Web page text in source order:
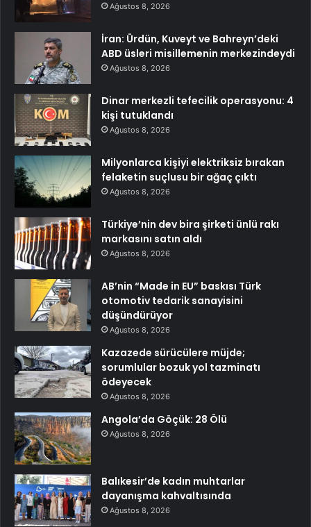
Ağustos 8, 2026
İran: Ürdün, Kuveyt ve Bahreyn’deki
ABD üsleri misillemenin merkezindeydi
Ağustos 8, 2026
Dinar merkezli tefecilik operasyonu: 4
kişi tutuklandı
Ağustos 8, 2026
Milyonlarca kişiyi elektriksiz bırakan
felaketin suçlusu bir ağaç çıktı
Ağustos 8, 2026
Türkiye’nin dev bira şirketi ünlü rakı
markasını satın aldı
Ağustos 8, 2026
AB’nin “Made in EU” baskısı Türk
otomotiv tedarik sanayisini
düşündürüyor
Ağustos 8, 2026
Kazazede sürücülere müjde;
sorumlular bozuk yol tazminatı
ödeyecek
Ağustos 8, 2026
Angola’da Göçük: 28 Ölü
Ağustos 8, 2026
Balıkesir’de kadın muhtarlar
dayanışma kahvaltısında
Ağustos 8, 2026